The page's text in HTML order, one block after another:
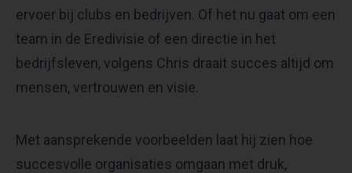
ervoer bij clubs en bedrijven. Of het nu gaat om een
team in de Eredivisie of een directie in het
bedrijfsleven, volgens Chris draait succes altijd om
mensen, vertrouwen en visie.
Met aansprekende voorbeelden laat hij zien hoe
succesvolle organisaties omgaan met druk,